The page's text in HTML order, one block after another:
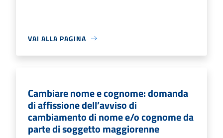
VAI ALLA PAGINA
Cambiare nome e cognome: domanda
di affissione dell’avviso di
cambiamento di nome e/o cognome da
parte di soggetto maggiorenne